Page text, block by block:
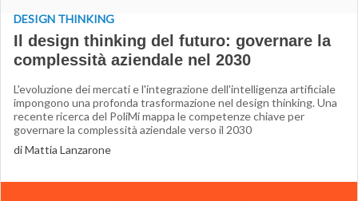
DESIGN THINKING
Il design thinking del futuro: governare la
complessità aziendale nel 2030
L'evoluzione dei mercati e l'integrazione dell'intelligenza artificiale
impongono una profonda trasformazione nel design thinking. Una
recente ricerca del PoliMi mappa le competenze chiave per
governare la complessità aziendale verso il 2030
di Mattia Lanzarone